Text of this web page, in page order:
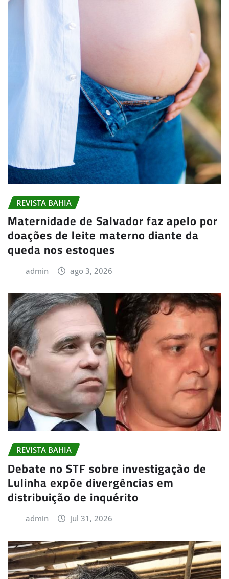
REVISTA BAHIA
Maternidade de Salvador faz apelo por
doações de leite materno diante da
queda nos estoques
admin ago 3, 2026
REVISTA BAHIA
Debate no STF sobre investigação de
Lulinha expõe divergências em
distribuição de inquérito
admin jul 31, 2026